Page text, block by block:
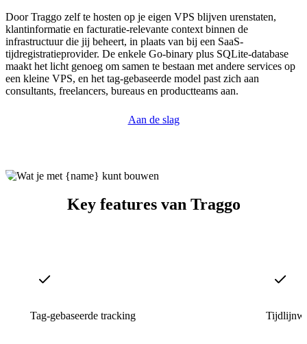
Door Traggo zelf te hosten op je eigen VPS blijven urenstaten,
klantinformatie en facturatie-relevante context binnen de
infrastructuur die jij beheert, in plaats van bij een SaaS-
tijdregistratieprovider. De enkele Go-binary plus SQLite-database
maakt het licht genoeg om samen te bestaan met andere services op
een kleine VPS, en het tag-gebaseerde model past zich aan
consultants, freelancers, bureaus en productteams aan.
Aan de slag
Key features van Traggo
Tag-gebaseerde tracking